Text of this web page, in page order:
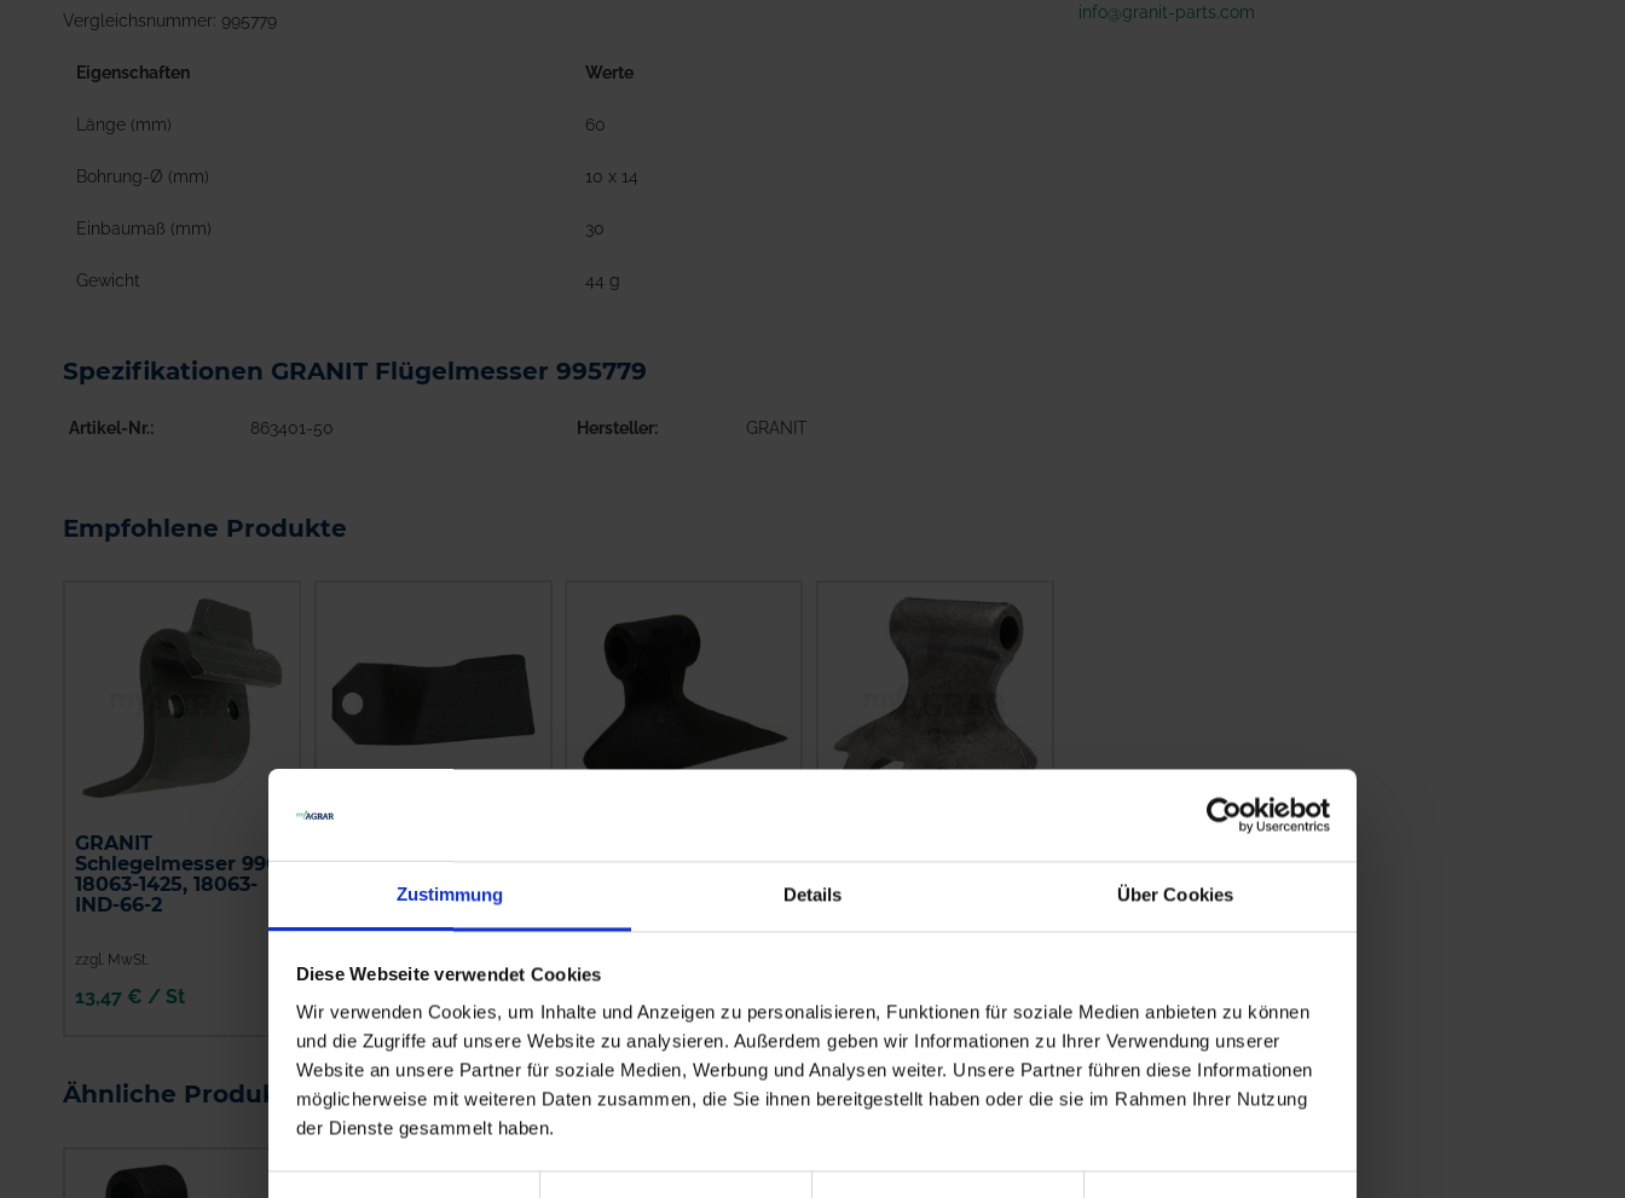
Zustimmung Details Über Cookies
Diese Webseite verwendet Cookies
Wir verwenden Cookies, um Inhalte und Anzeigen zu personalisieren, Funktionen für soziale Medien anbieten zu können
und die Zugriffe auf unsere Website zu analysieren. Außerdem geben wir Informationen zu Ihrer Verwendung unserer
Website an unsere Partner für soziale Medien, Werbung und Analysen weiter. Unsere Partner führen diese Informationen
möglicherweise mit weiteren Daten zusammen, die Sie ihnen bereitgestellt haben oder die sie im Rahmen Ihrer Nutzung
der Dienste gesammelt haben.
Vergleichsnummer: 995779
Eigenschaften Werte
Länge (mm) 60
Bohrung-Ø (mm) 10 x 14
Einbaumaß (mm) 30
Gewicht 44 g
Spezifikationen GRANIT Flügelmesser 995779
Artikel-Nr. 863401-50 Hersteller GRANIT
Empfohlene Produkte
GRANIT
Schlegelmesser 990
18063-1425, 18063-
IND-66-2
zzgl. MwSt.
13,47 € / St
J87191.00
IN DEN
WARENKORB
Hammerschlegel
IN DEN
WARENKORB
Hammerschlegel
6060007, E2304068E
Kuhn, Nobili,
Willibald
IN DEN
WARENKORB
Ähnliche Produkte
info@granit-parts.com